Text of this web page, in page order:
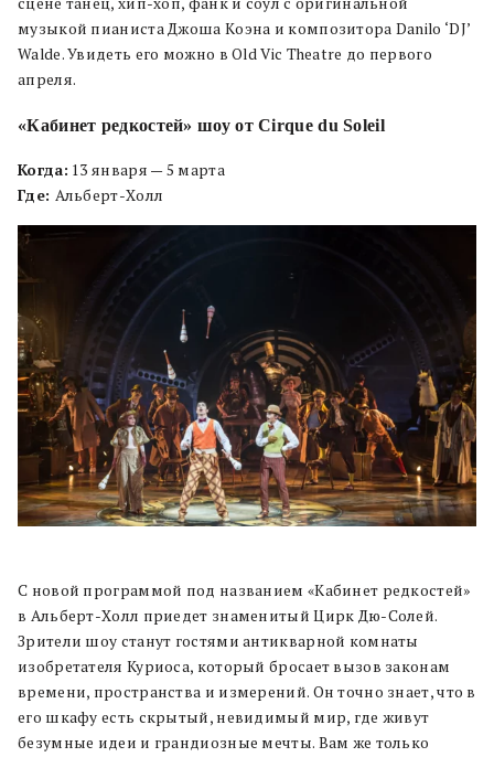
музыкой пианиста Джоша Коэна и композитора Danilo ‘DJ’
Walde. Увидеть его можно в Old Vic Theatre до первого
апреля.
«Кабинет редкостей» шоу от Cirque du Soleil
Когда: 13 января — 5 марта
Где: Альберт-Холл
С новой программой под названием «Кабинет редкостей»
в Альберт-Холл приедет знаменитый Цирк Дю-Солей.
Зрители шоу станут гостями антикварной комнаты
изобретателя Куриоса, который бросает вызов законам
времени, пространства и измерений. Он точно знает, что в
его шкафу есть скрытый, невидимый мир, где живут
безумные идеи и грандиозные мечты. Вам же только